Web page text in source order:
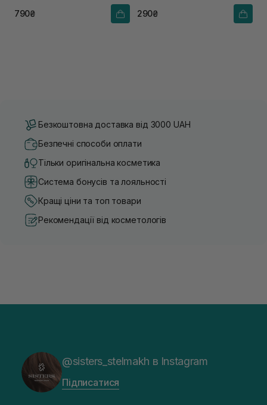
790₴ 290₴
Безкоштовна доставка від 3000 UAH
Безпечні способи оплати
Тільки оригінальна косметика
Система бонусів та лояльності
Кращі ціни та топ товари
Рекомендації від косметологів
@sisters_stelmakh в Instagram
Підписатися